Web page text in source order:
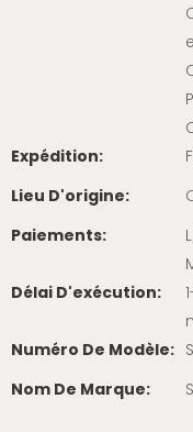
Expédition:
Lieu D'origine:
Paiements:
Délai D'exécution:
Numéro De Modèle:
Nom De Marque: